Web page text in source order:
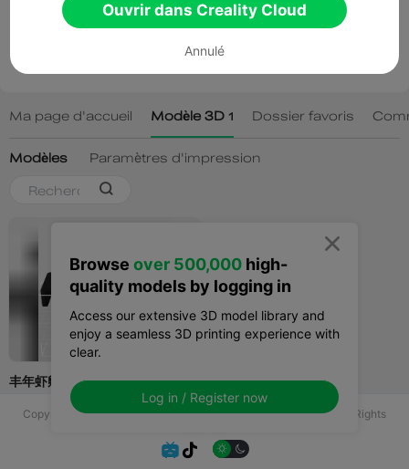
Copyright © 2025 Shenzhen Creality 3D Technology Co., Ltd All Rights
 
Browse over 500,000 high-
quality models by logging in
Access our extensive 3D model library and
enjoy a seamless 3D printing experience with
clear.
Log in / Register now

Ouvrir dans Creality Cloud
Annulé